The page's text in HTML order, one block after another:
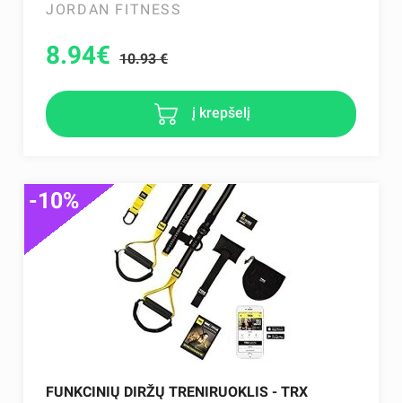
JORDAN FITNESS
8.94€ 10.93 €
į krepšelį
FUNKCINIŲ DIRŽŲ TRENIRUOKLIS - TRX
-10%